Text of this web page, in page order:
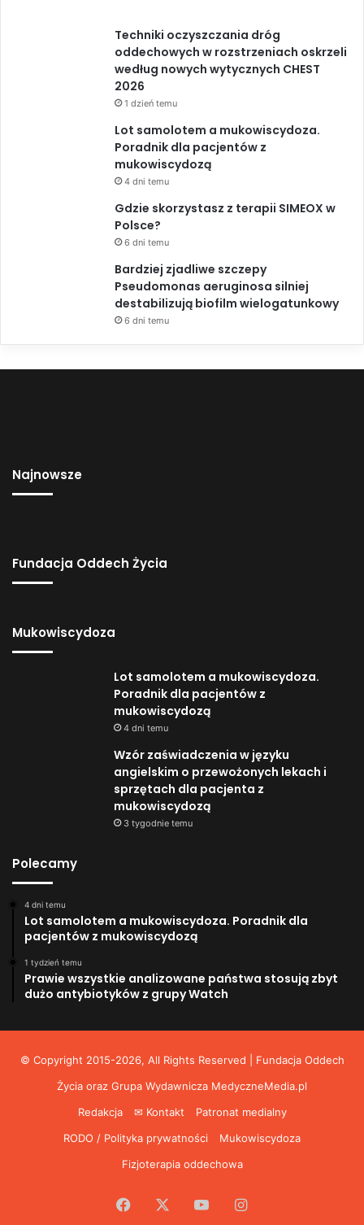
Techniki oczyszczania dróg
oddechowych w rozstrzeniach oskrzeli
według nowych wytycznych CHEST
2026
1 dzień temu
Lot samolotem a mukowiscydoza.
Poradnik dla pacjentów z
mukowiscydozą
4 dni temu
Gdzie skorzystasz z terapii SIMEOX w
Polsce?
6 dni temu
Bardziej zjadliwe szczepy
Pseudomonas aeruginosa silniej
destabilizują biofilm wielogatunkowy
6 dni temu
Najnowsze
Fundacja Oddech Życia
Mukowiscydoza
Lot samolotem a mukowiscydoza.
Poradnik dla pacjentów z
mukowiscydozą
4 dni temu
Wzór zaświadczenia w języku
angielskim o przewożonych lekach i
sprzętach dla pacjenta z
mukowiscydozą
3 tygodnie temu
Polecamy
4 dni temu
Lot samolotem a mukowiscydoza. Poradnik dla
pacjentów z mukowiscydozą
1 tydzień temu
Prawie wszystkie analizowane państwa stosują zbyt
dużo antybiotyków z grupy Watch
© Copyright 2015-2026, All Rights Reserved | Fundacja Oddech
Życia oraz Grupa Wydawnicza MedyczneMedia.pl
Redakcja
✉ Kontakt
Patronat medialny
RODO / Polityka prywatności
Mukowiscydoza
Fizjoterapia oddechowa
Facebook YouTubeInstagram